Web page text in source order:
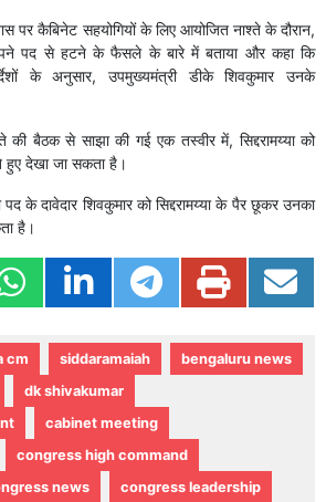
कैबिनेट सहयोगियों के लिए आयोजित नाश्ते के दौरान,
अपने पद से हटने के फैसले के बारे में बताया और कहा कि
के अनुसार, उपमुख्यमंत्री डीके शिवकुमार उनके
की बैठक से साझा की गई एक तस्वीर में, सिद्दरामय्या को
हुए देखा जा सकता है।
के दावेदार शिवकुमार को सिद्दरामय्या के पैर छूकर उनका
है।
cm siddaramaiah
bengaluru news
dk shivakumar
cabinet meeting
congress high command
news
congress leadership